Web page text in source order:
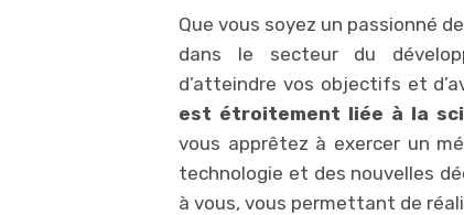
Que vous soyez un passionné
dans le secteur du
d’atteindre vos objectifs et
est étroitement liée à la
vous apprêtez à exercer un
technologie et des nouvelles
à vous, vous permettant de